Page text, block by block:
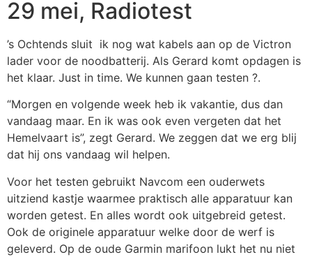
29 mei, Radiotest
’s Ochtends sluit ik nog wat kabels aan op de Victron
lader voor de noodbatterij. Als Gerard komt opdagen is
het klaar. Just in time. We kunnen gaan testen ?.
“Morgen en volgende week heb ik vakantie, dus dan
vandaag maar. En ik was ook even vergeten dat het
Hemelvaart is”, zegt Gerard. We zeggen dat we erg blij
dat hij ons vandaag wil helpen.
Voor het testen gebruikt Navcom een ouderwets
uitziend kastje waarmee praktisch alle apparatuur kan
worden getest. En alles wordt ook uitgebreid getest.
Ook de originele apparatuur welke door de werf is
geleverd. Op de oude Garmin marifoon lukt het nu niet